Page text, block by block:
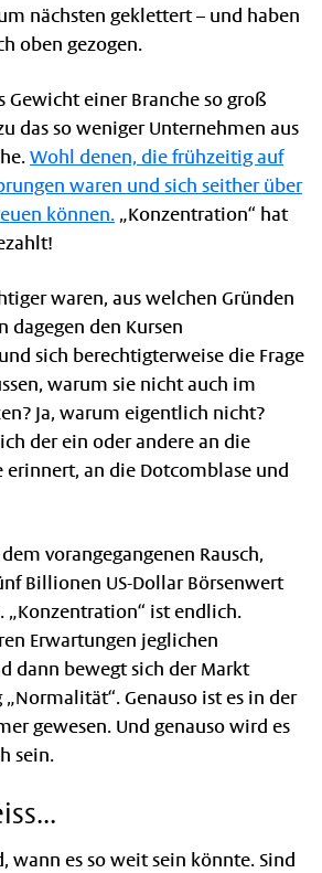
nächsten geklettert – und haben
oben gezogen.
Gewicht einer Branche so groß
das so weniger Unternehmen aus
Wohl denen, die frühzeitig auf
waren und sich seither über
können. „Konzentration“ hat
waren, aus welchen Gründen
dagegen den Kursen
sich berechtigterweise die Frage
warum sie nicht auch im
Ja, warum eigentlich nicht?
der ein oder andere an die
erinnert, an die Dotcomblase und
vorangegangenen Rausch,
Billionen US-Dollar Börsenwert
ist endlich.
Erwartungen jeglichen
dann bewegt sich der Markt
Genauso ist es in der
gewesen. Und genauso wird es
sein.
wann es so weit sein könnte. Sind